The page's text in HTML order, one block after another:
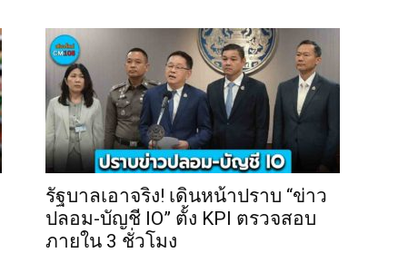
รัฐบาลเอาจริง! เดินหน้าปราบ “ข่าว
ปลอม-บัญชี IO” ตั้ง KPI ตรวจสอบ
ภายใน 3 ชั่วโมง